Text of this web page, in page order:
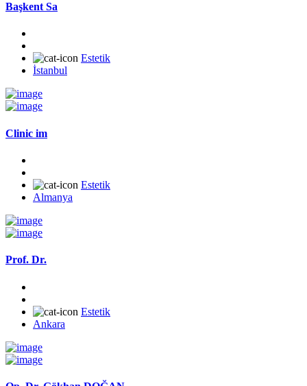
Başkent Sa
Estetik
İstanbul
Clinic im
Estetik
Almanya
Prof. Dr.
Estetik
Ankara